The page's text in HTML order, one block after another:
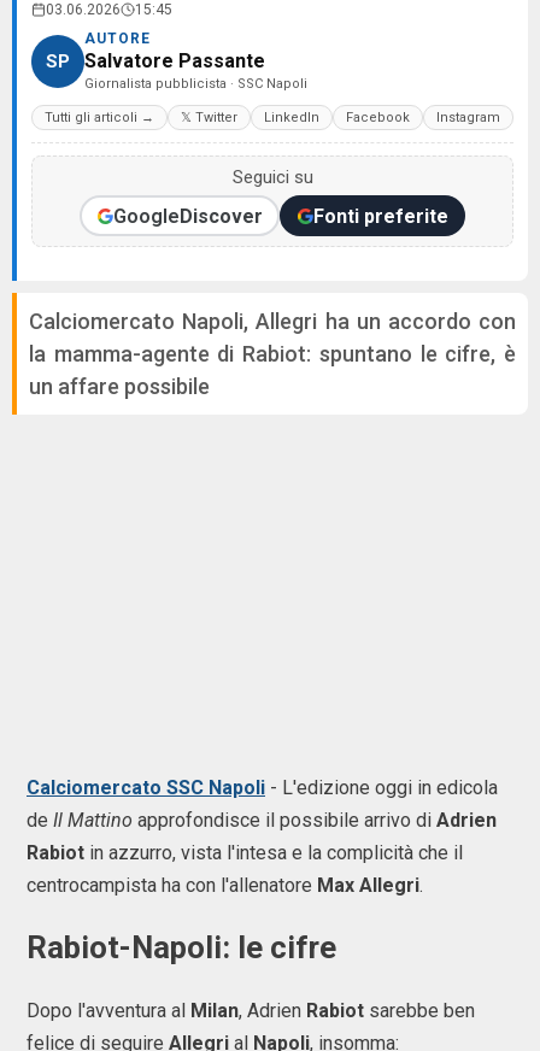
03.06.2026 15:45
SP
AUTORE
Salvatore Passante
Giornalista pubblicista · SSC Napoli
Tutti gli articoli → 𝕏 Twitter LinkedIn Facebook Instagram
Seguici su
GoogleDiscover Fonti preferite
Calciomercato Napoli, Allegri ha un accordo con
la mamma-agente di Rabiot: spuntano le cifre, è
un affare possibile
Calciomercato SSC Napoli - L'edizione oggi in edicola
de Il Mattino approfondisce il possibile arrivo di Adrien
Rabiot in azzurro, vista l'intesa e la complicità che il
centrocampista ha con l'allenatore Max Allegri.
Rabiot-Napoli: le cifre
Dopo l'avventura al Milan, Adrien Rabiot sarebbe ben
felice di seguire Allegri al Napoli, insomma: